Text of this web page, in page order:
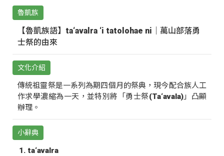
魯凱族
【魯凱族語】ta‘avalra ‘i tatolohae ni｜萬山部落勇
士祭的由來
文化介紹
傳統祖靈祭是一系列為期四個月的祭典，現今配合族人工
作求學濃縮為一天，並特別將「勇士祭(Ta‘avala)」凸顯
辦理。
小辭典
ta‘avalra